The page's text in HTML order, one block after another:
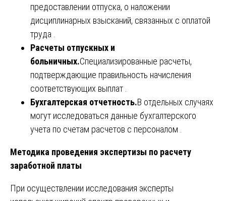
предоставлении отпуска, о наложении
дисциплинарных взысканий, связанных с оплатой
труда .
Расчеты отпускных и
больничных.Специализированные расчеты,
подтверждающие правильность начисления
соответствующих выплат .
Бухгалтерская отчетность.В отдельных случаях
могут исследоваться данные бухгалтерского
учета по счетам расчетов с персоналом .
Методика проведения экспертизы по расчету
заработной платы
При осуществлении исследования эксперты